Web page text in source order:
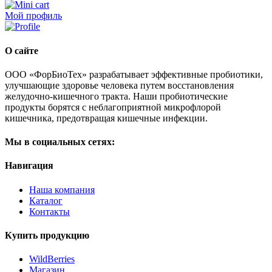
Мой профиль
О сайте
ООО «ФорБиоТех» разрабатывает эффективные пробиотики,
улучшающие здоровье человека путем восстановления
желудочно-кишечного тракта. Наши пробиотические
продукты борятся с неблагоприятной микрофлорой
кишечника, предотвращая кишечные инфекции.
Мы в социальных сетях:
Навигация
Наша компания
Каталог
Контакты
Купить продукцию
WildBerries